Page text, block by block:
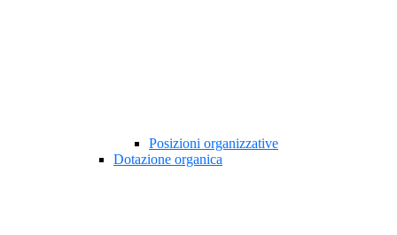
Posizioni organizzative
Dotazione organica